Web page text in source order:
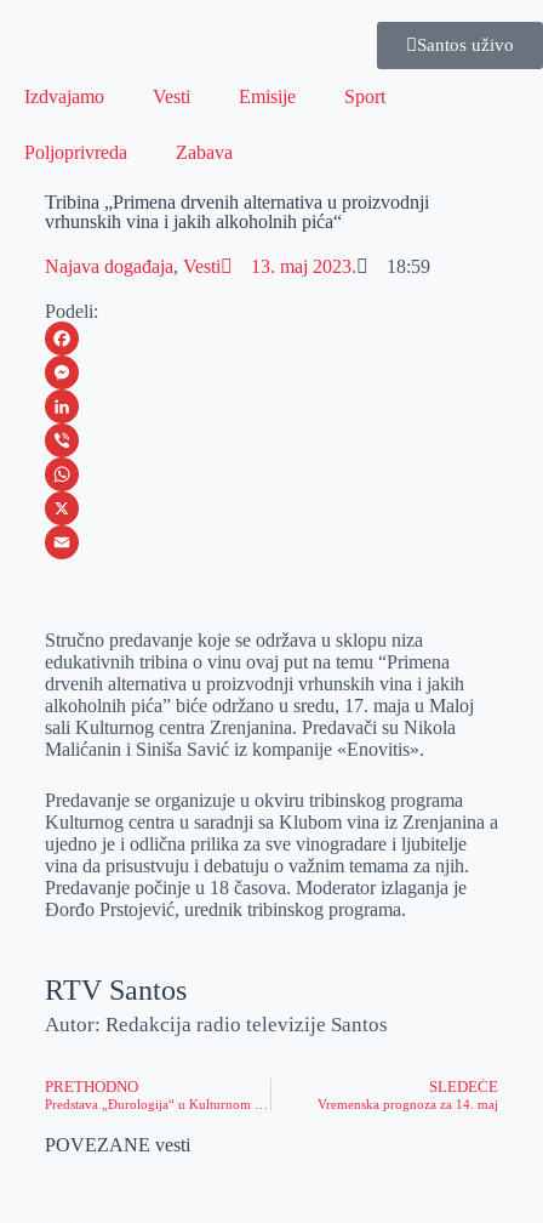
Santos uživo
Izdvajamo Vesti Emisije Sport
Poljoprivreda Zabava
Tribina „Primena drvenih alternativa u proizvodnji
vrhunskih vina i jakih alkoholnih pića“
Najava događaja, Vesti 13. maj 2023. 18:59
Podeli:
F
a
c
e
b
o
M
e
s
s
e
e
r
L
i
n
k
I
n
V
i
b
W
h
s
A
p
p
X
a
i
l
Stručno predavanje koje se održava u sklopu niza
edukativnih tribina o vinu ovaj put na temu “Primena
drvenih alternativa u proizvodnji vrhunskih vina i jakih
alkoholnih pića” biće održano u sredu, 17. maja u Maloj
sali Kulturnog centra Zrenjanina. Predavači su Nikola
Malićanin i Siniša Savić iz kompanije «Enovitis».
Predavanje se organizuje u okviru tribinskog programa
Kulturnog centra u saradnji sa Klubom vina iz Zrenjanina a
ujedno je i odlična prilika za sve vinogradare i ljubitelje
vina da prisustvuju i debatuju o važnim temama za njih.
Predavanje počinje u 18 časova. Moderator izlaganja je
Đorđo Prstojević, urednik tribinskog programa.
RTV Santos
Autor: Redakcija radio televizije Santos
PRETHODNO SLEDEĆE
Vremenska prognoza za 14. maj
POVEZANE vesti